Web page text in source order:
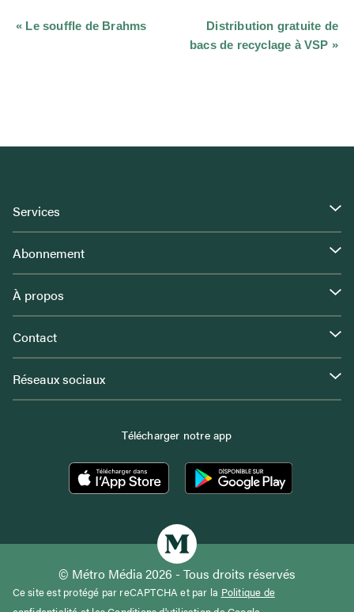
Navigation
« Le souffle de Brahms
Distribution gratuite de
bacs de recyclage à VSP »
Services
Abonnement
À propos
Contact
Réseaux sociaux
Télécharger notre app
© Métro Média 2026 - Tous droits réservés
Ce site est protégé par reCAPTCHA et par la Politique de